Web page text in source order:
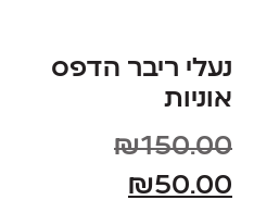
נעלי ריבר הדפס
אוניות
₪150.00
₪50.00